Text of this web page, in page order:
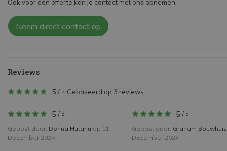
Ook voor een offerte kan je contact met ons opnemen.
Neem direct contact op
Reviews
5 / 5 Gebaseerd op 3 reviews
5 / 5
Gepost door: Dorina Hutanu op 11
December 2024
5 / 5
Gepost door: Graham Bouwhuis
December 2024